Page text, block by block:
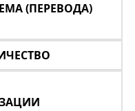
(ПЕРЕВОДА)